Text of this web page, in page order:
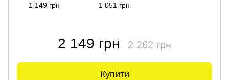
1 149 грн 1 051 грн
2 149 грн 2 262 грн
Купити